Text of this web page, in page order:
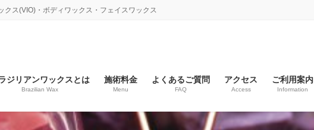
ス(VIO)・ボディワックス・フェイスワックス
ジリアンワックスとは
Brazilian Wax
施術料金
Menu
よくあるご質問
FAQ
アクセス
Access
ご利用案内
Information